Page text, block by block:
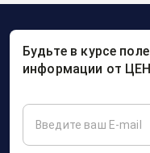
Будьте в курсе
информации от